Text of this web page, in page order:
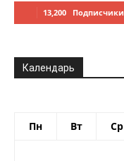
13,200 Подписчики
Календарь
Пн Вт Ср